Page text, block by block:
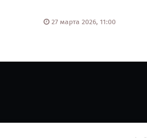
27 марта 2026, 11:00